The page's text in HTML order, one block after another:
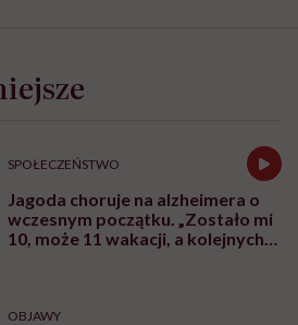
SPOŁECZEŃSTWO
Jagoda choruje na alzheimera o
wczesnym początku. „Zostało mi
10, może 11 wakacji, a kolejnych
OBJAWY